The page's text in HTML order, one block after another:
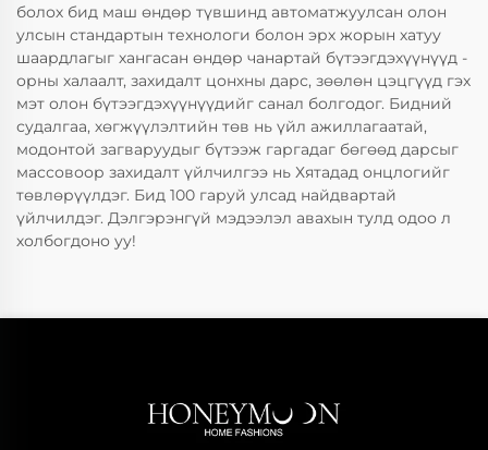
болох бид маш өндөр түвшинд автоматжуулсан олон
улсын стандартын технологи болон эрх жорын хатуу
шаардлагыг хангасан өндөр чанартай бүтээгдэхүүнүүд -
орны халаалт, захидалт цонхны дарс, зөөлөн цэцгүүд гэх
мэт олон бүтээгдэхүүнүүдийг санал болгодог. Бидний
судалгаа, хөгжүүлэлтийн төв нь үйл ажиллагаатай,
модонтой загваруудыг бүтээж гаргадаг бөгөөд дарсыг
массовоор захидалт үйлчилгээ нь Хятадад онцлогийг
төвлөрүүлдэг. Бид 100 гаруй улсад найдвартай
үйлчилдэг. Дэлгэрэнгүй мэдээлэл авахын тулд одоо л
холбогдоно уу!